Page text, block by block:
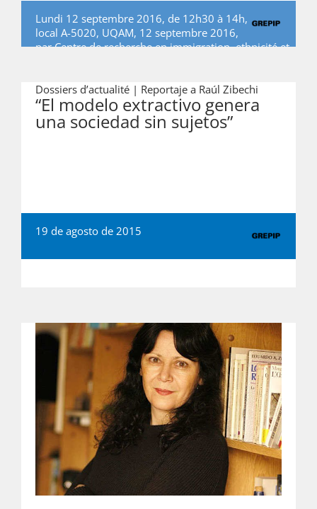
Lundi 12 septembre 2016, de 12h30 à 14h,
local A-5020, UQAM, 12 septembre 2016,
parCentre de recherche en immigration, ethnicité et
Dossiers d’actualité | Reportaje a Raúl Zibechi
“El modelo extractivo genera
una sociedad sin sujetos”
19 de agosto de 2015